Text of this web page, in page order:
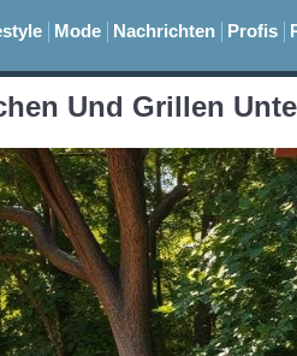
Mode Nachrichten Profis
Und Grillen